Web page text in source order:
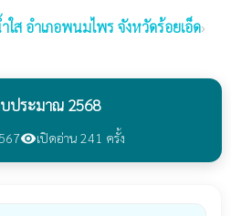
ใส อำเภอพนมไพร จังหวัดร้อยเอ็ด›
ประมาณ 2568
visibilityเปิดอ่าน 241 ครั้ง